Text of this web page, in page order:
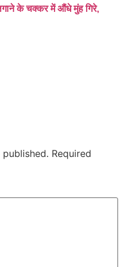
के चक्कर में औंधे मुंह गिरे,
Required